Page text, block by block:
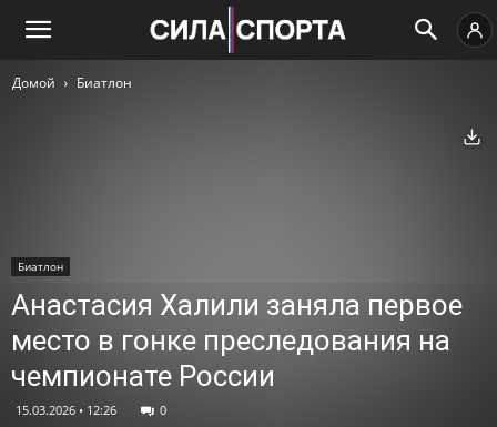
Домой Биатлон
Биатлон
Анастасия Халили заняла первое
место в гонке преследования на
чемпионате России
15.03.2026 • 12:26 0